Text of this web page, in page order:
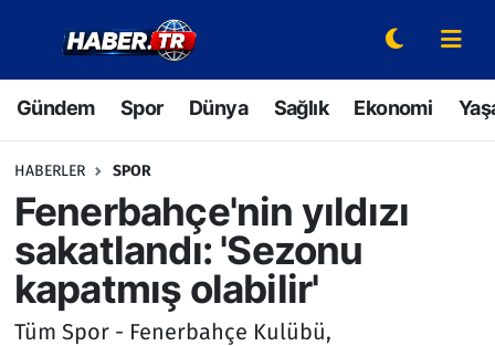
Gündem Spor Dünya Sağlık Ekonomi
HABERLER SPOR
Fenerbahçe'nin yıldızı
sakatlandı: 'Sezonu
kapatmış olabilir'
Tüm Spor - Fenerbahçe Kulübü,
Gündem
Spor
Sağlık
Ekonomi
Hava Durumu
Trafik Durumu
Süper Lig Puan Durumu ve Fikstür
Tüm Manşetler
Son Dakika Haberleri